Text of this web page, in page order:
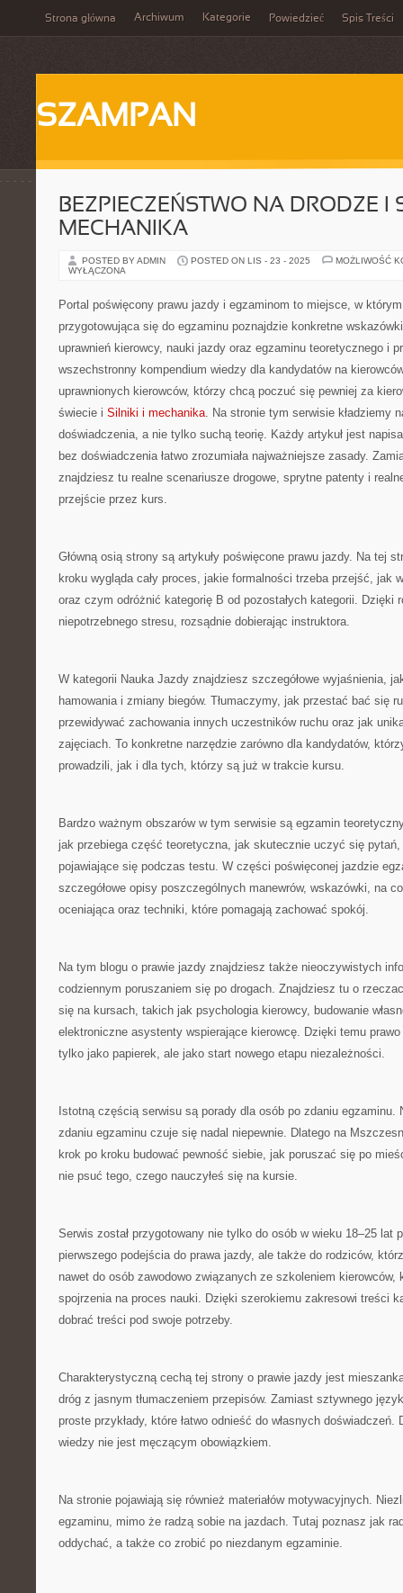
Strona główna Archiwum Kategorie Powiedzieć Spis Treści
SZAMPAN
BEZPIECZEŃSTWO NA DRODZE I
MECHANIKA
POSTED BY ADMIN POSTED ON LIS - 23 - 2025
MOŻLIWOŚĆ
WYŁĄCZONA
Portal poświęcony prawu jazdy i egzaminom to miejsce, w
przygotowująca się do egzaminu poznajdzie konkretne
uprawnień kierowcy, nauki jazdy oraz egzaminu teoretycznego i
wszechstronny kompendium wiedzy dla kandydatów na
uprawnionych kierowców, którzy chcą poczuć się pewniej za
świecie i Silniki i mechanika. Na stronie tym serwisie kładziemy
doświadczenia, a nie tylko suchą teorię. Każdy artykuł jest
bez doświadczenia łatwo zrozumiała najważniejsze zasady.
znajdziesz tu realne scenariusze drogowe, sprytne patenty i
przejście przez kurs.
Główną osią strony są artykuły poświęcone prawu jazdy. Na tej
kroku wygląda cały proces, jakie formalności trzeba przejść, jak
oraz czym odróżnić kategorię B od pozostałych kategorii. Dzięki
niepotrzebnego stresu, rozsądnie dobierając instruktora.
W kategorii Nauka Jazdy znajdziesz szczegółowe wyjaśnienia,
hamowania i zmiany biegów. Tłumaczymy, jak przestać bać się
przewidywać zachowania innych uczestników ruchu oraz jak
zajęciach. To konkretne narzędzie zarówno dla kandydatów,
prowadzili, jak i dla tych, którzy są już w trakcie kursu.
Bardzo ważnym obszarów w tym serwisie są egzamin
jak przebiega część teoretyczna, jak skutecznie uczyć się
pojawiające się podczas testu. W części poświęconej jazdzie
szczegółowe opisy poszczególnych manewrów, wskazówki, na
oceniająca oraz techniki, które pomagają zachować spokój.
Na tym blogu o prawie jazdy znajdziesz także nieoczywistych
codziennym poruszaniem się po drogach. Znajdziesz tu o
się na kursach, takich jak psychologia kierowcy, budowanie
elektroniczne asystenty wspierające kierowcę. Dzięki temu
tylko jako papierek, ale jako start nowego etapu niezależności.
Istotną częścią serwisu są porady dla osób po zdaniu egzaminu.
zdaniu egzaminu czuje się nadal niepewnie. Dlatego na
krok po kroku budować pewność siebie, jak poruszać się po
nie psuć tego, czego nauczyłeś się na kursie.
Serwis został przygotowany nie tylko do osób w wieku 18–25 lat
pierwszego podejścia do prawa jazdy, ale także do rodziców,
nawet do osób zawodowo związanych ze szkoleniem kierowców,
spojrzenia na proces nauki. Dzięki szerokiemu zakresowi treści
dobrać treści pod swoje potrzeby.
Charakterystyczną cechą tej strony o prawie jazdy jest
dróg z jasnym tłumaczeniem przepisów. Zamiast sztywnego
proste przykłady, które łatwo odnieść do własnych
wiedzy nie jest męczącym obowiązkiem.
Na stronie pojawiają się również materiałów motywacyjnych.
egzaminu, mimo że radzą sobie na jazdach. Tutaj poznasz jak
oddychać, a także co zrobić po niezdanym egzaminie.